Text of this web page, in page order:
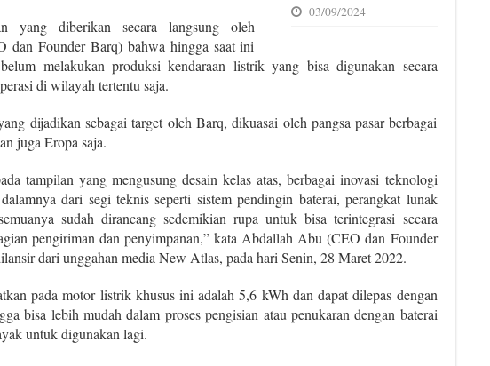
03/09/2024
yang diberikan secara langsung oleh
dan Founder Barq) bahwa hingga saat ini
melakukan produksi kendaraan listrik yang bisa digunakan secara
di wilayah tertentu saja.
dijadikan sebagai target oleh Barq, dikuasai oleh pangsa pasar berbagai
juga Eropa saja.
tampilan yang mengusung desain kelas atas, berbagai inovasi teknologi
dari segi teknis seperti sistem pendingin baterai, perangkat lunak
sudah dirancang sedemikian rupa untuk bisa terintegrasi secara
pengiriman dan penyimpanan,” kata Abdallah Abu (CEO dan Founder
dari unggahan media New Atlas, pada hari Senin, 28 Maret 2022.
pada motor listrik khusus ini adalah 5,6 kWh dan dapat dilepas dengan
bisa lebih mudah dalam proses pengisian atau penukaran dengan baterai
untuk digunakan lagi.